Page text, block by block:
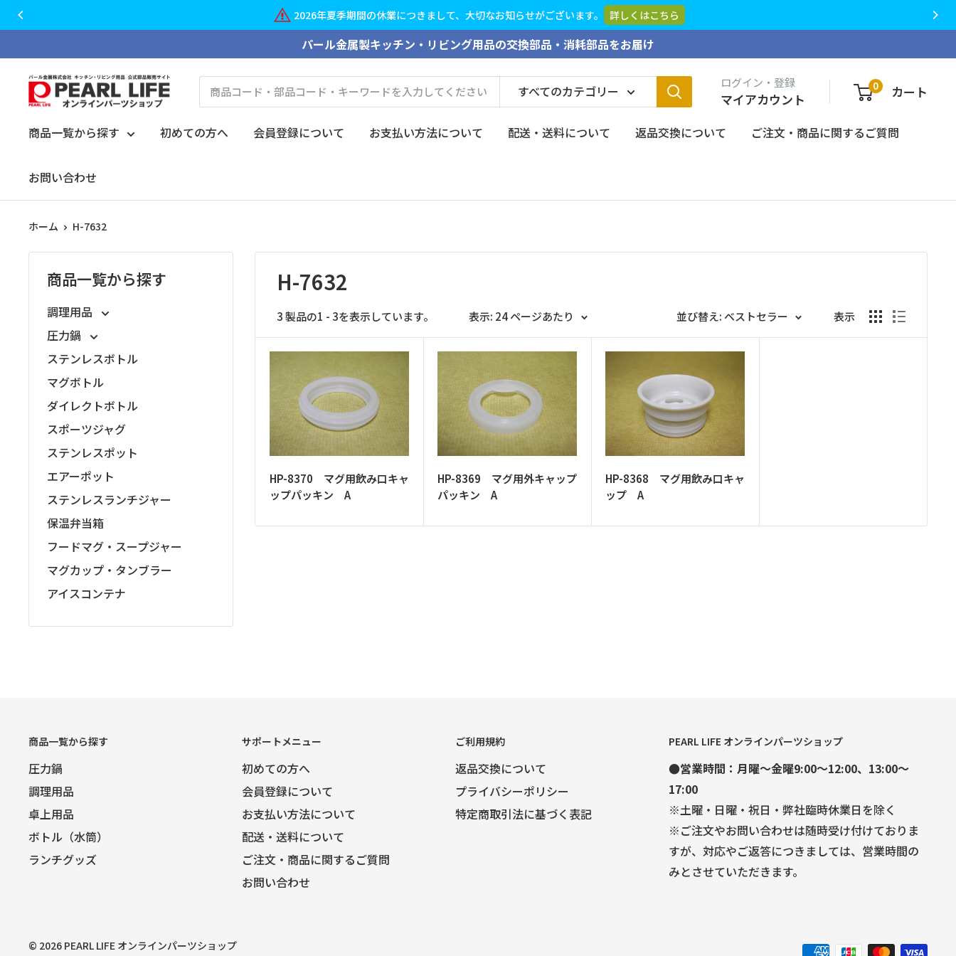
2026年夏季期間の休業につきまして、大切なお知らせがございます。 詳しくはこちら
ン
ッ
パール金属製キッチン・リビング用品の交換部品・消耗部品をお届け
PEARL
LIFE
オ
イ
パ
ー
すべてのカテゴリー ログイン・登録
マイアカウント
0 カート
商品一覧から探す 初めての方へ 会員登録について お支払い方法について 配送・送料について 返品交換について ご注文・商品に関するご質問
お問い合わせ
ホーム H-7632
商品一覧から探す
調理用品
圧力鍋
ステンレスボトル
マグボトル
ダイレクトボトル
スポーツジャグ
ステンレスポット
エアーポット
ステンレスランチジャー
保温弁当箱
フードマグ・スープジャー
マグカップ・タンブラー
アイスコンテナ
H-7632
3 製品の1 - 3を表示しています。 表示: 24 ページあたり 並び替え: ベストセラー 表示
HP-8370 マグ用飲み口キャ
ップパッキン A
HP-8369 マグ用外キャップ
パッキン A
HP-8368 マグ用飲み口キャ
ップ A
商品一覧から探す
圧力鍋
調理用品
卓上用品
ボトル（水筒）
ランチグッズ
サポートメニュー
初めての方へ
会員登録について
お支払い方法について
配送・送料について
ご注文・商品に関するご質問
お問い合わせ
ご利用規約
返品交換について
プライバシーポリシー
特定商取引法に基づく表記
PEARL LIFE オンラインパーツショップ
●営業時間：月曜～金曜9:00～12:00、13:00～
17:00
※土曜・日曜・祝日・弊社臨時休業日を除く
※ご注文やお問い合わせは随時受け付けておりま
すが、対応やご返答につきましては、営業時間の
みとさせていただきます。
© 2026 PEARL LIFE オンラインパーツショップ